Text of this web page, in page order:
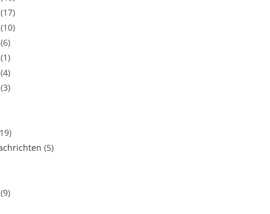
(17)
(10)
(6)
(1)
(4)
(3)
(5)
(9)